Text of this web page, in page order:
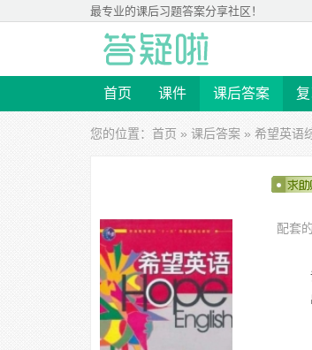
最专业的课后习题答案分享社区！
首页 课件 课后答案
您的位置： 首页 » 课后答案 » 希望英语
配套